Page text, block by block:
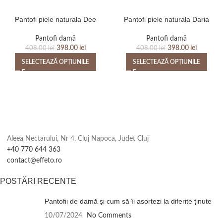
Pantofi piele naturala Dee
Pantofi damă
408.00lei 398.00 lei
SELECTEAZĂ OPȚIUNILE
Pantofi piele naturala Daria
Pantofi damă
408.00lei 398.00 lei
SELECTEAZĂ OPȚIUNILE
Aleea Nectarului, Nr 4, Cluj Napoca, Judet Cluj
+40 770 644 363
contact@effeto.ro
POSTĂRI RECENTE
Pantofii de damă și cum să îi asortezi la diferite ținute
10/07/2024 No Comments